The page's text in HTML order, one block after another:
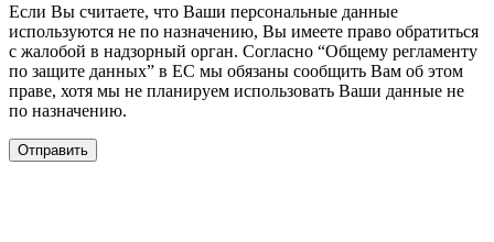
Если Вы считаете, что Ваши персональные данные
используются не по назначению, Вы имеете право обратиться
с жалобой в надзорный орган. Согласно “Общему регламенту
по защите данных” в ЕС мы обязаны сообщить Вам об этом
праве, хотя мы не планируем использовать Ваши данные не
по назначению.
Отправить